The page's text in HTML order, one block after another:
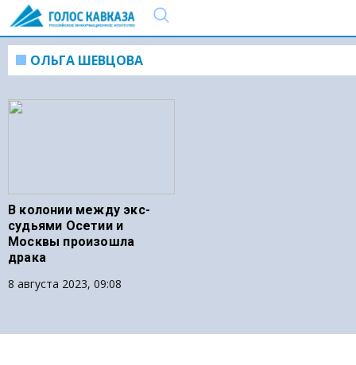
ОЛЬГА ШЕВЦОВА
В колонии между экс-
судьями Осетии и
Москвы произошла
драка
8 августа 2023, 09:08